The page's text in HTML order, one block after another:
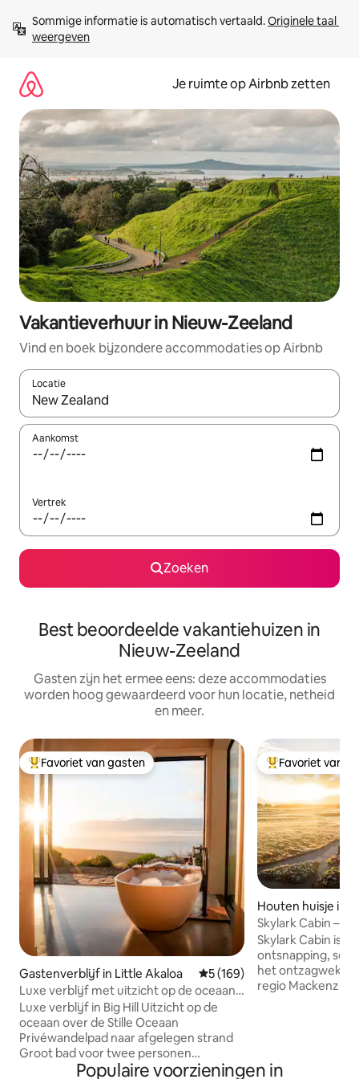
direct
naar
Sommige informatie is automatisch vertaald. Originele taal
weergeven
Je ruimte op Airbnb zetten
Vakantieverhuur in Nieuw-Zeeland
Vind en boek bijzondere accommodaties op Airbnb
Locatie
Wanneer er suggesties beschikbaar zijn, maak je een keuze
Aankomst
Vertrek
Zoeken
Best beoordeelde vakantiehuizen in
Nieuw-Zeeland
Gasten zijn het ermee eens: deze accommodaties
worden hoog gewaardeerd voor hun locatie, netheid
en meer.
Topfavoriet van gasten
Favoriet van gasten
Gastenverblijf in Little Akaloa Gemiddelde beoordeling
5 (169)
Luxe verblijf met uitzicht op de oceaan |
Privéstrand
Luxe verblijf in Big Hill Uitzicht op de
oceaan over de Stille Oceaan
Privéwandelpad naar afgelegen strand
Groot bad voor twee personen
Romantisch toevluchtsoord alleen voor
Topfavoriet van
Favoriet van
Houten huisje in
Skylark Cabin –
with Hot Tub
Skylark Cabin is
ontsnapping,
het
regio Mackenzie.
zich. Wees
Populaire voorzieningen in